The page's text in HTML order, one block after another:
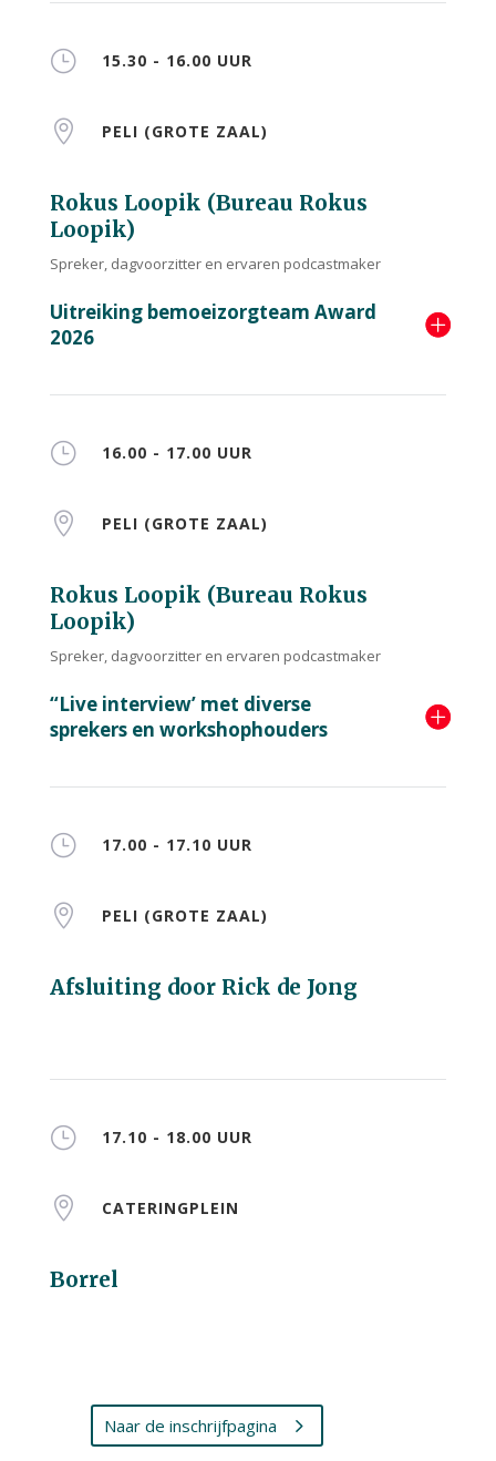
} 15.30 - 16.00 UUR
 PELI (GROTE ZAAL)
Rokus Loopik (Bureau Rokus
Loopik)
Spreker, dagvoorzitter en ervaren podcastmaker
Uitreiking bemoeizorgteam Award
2026
} 16.00 - 17.00 UUR
 PELI (GROTE ZAAL)
Rokus Loopik (Bureau Rokus
Loopik)
Spreker, dagvoorzitter en ervaren podcastmaker
“Live interview’ met diverse
sprekers en workshophouders
} 17.00 - 17.10 UUR
 PELI (GROTE ZAAL)
Afsluiting door Rick de Jong
} 17.10 - 18.00 UUR
 CATERINGPLEIN
Borrel
Naar de inschrijfpagina